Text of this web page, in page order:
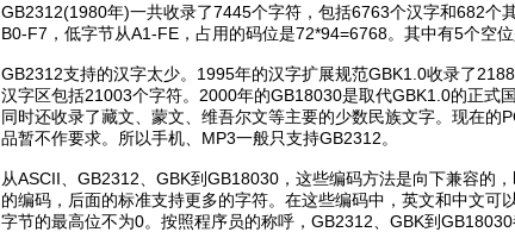
GB2312(1980年)一共收录了7445个字符，包括6763个汉字和682个
B0-F7，低字节从A1-FE，占用的码位是72*94=6768。其中有5个空位
GB2312支持的汉字太少。1995年的汉字扩展规范GBK1.0收录了
汉字区包括21003个字符。2000年的GB18030是取代GBK1.0的正式
同时还收录了藏文、蒙文、维吾尔文等主要的少数民族文字。现在的
品暂不作要求。所以手机、MP3一般只支持GB2312。
从ASCII、GB2312、GBK到GB18030，这些编码方法是向下兼容的
的编码，后面的标准支持更多的字符。在这些编码中，英文和中文可
字节的最高位不为0。按照程序员的称呼，GB2312、GBK到GB18030